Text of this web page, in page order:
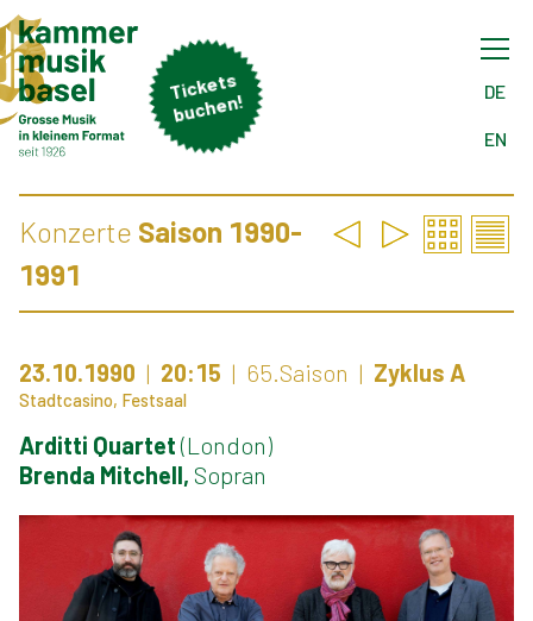
Tick
ets
buch
en! DE
EN
Konzerte Saison 1990-
1991
23.10.1990 20:15 65.Saison Zyklus A
Stadtcasino, Festsaal
Arditti Quartet(London)
Brenda Mitchell, Sopran